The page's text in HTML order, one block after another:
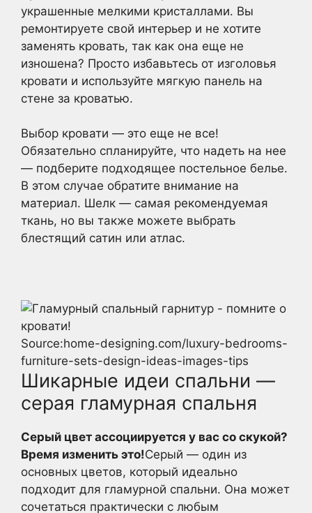
украшенные мелкими кристаллами. Вы
ремонтируете свой интерьер и не хотите
заменять кровать, так как она еще не
изношена? Просто избавьтесь от изголовья
кровати и используйте мягкую панель на
стене за кроватью.
Выбор кровати — это еще не все!
Обязательно спланируйте, что надеть на нее
— подберите подходящее постельное белье.
В этом случае обратите внимание на
материал. Шелк — самая рекомендуемая
ткань, но вы также можете выбрать
блестящий сатин или атлас.
Source:home-designing.com/luxury-bedrooms-
furniture-sets-design-ideas-images-tips
Шикарные идеи спальни —
серая гламурная спальня
Серый цвет ассоциируется у вас со скукой?
Время изменить это!Серый — один из
основных цветов, который идеально
подходит для гламурной спальни. Она может
сочетаться практически с любым